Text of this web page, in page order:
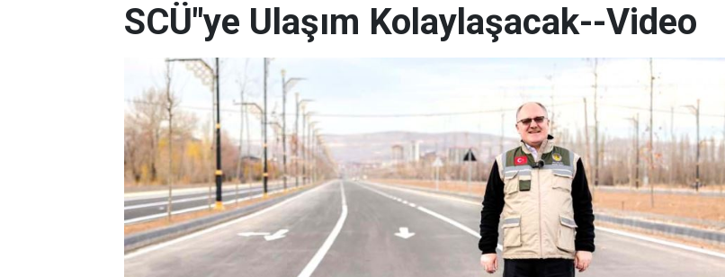
SCÜ"ye Ulaşım Kolaylaşacak--Video